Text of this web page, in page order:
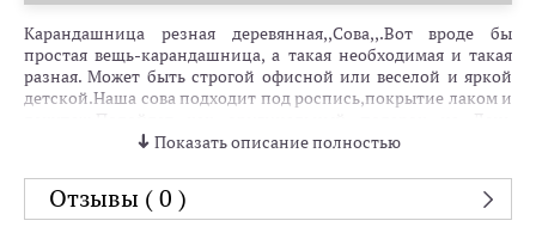
Карандашница резная деревянная,,Сова,,.Вот вроде бы
простая вещь-карандашница, а такая необходимая и такая
разная. Может быть строгой офисной или веселой и яркой
детской.Наша сова подходит под роспись,покрытие лаком и
рождения,Новый
любом столе и будет хорошо смотреться в любом
интерьере.Лазерная резка на гравировальном
станке..Изготовлена из натуральных материалов,фанера
Показать описание полностью
Отзывы ( 0 )